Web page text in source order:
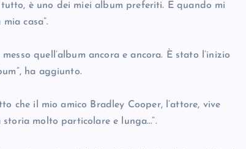
è uno dei miei album preferiti. E quando mi
casa”.
quell’album ancora e ancora. È stato l’inizio
ha aggiunto.
che il mio amico Bradley Cooper, l’attore, vive
molto particolare e lunga…”.